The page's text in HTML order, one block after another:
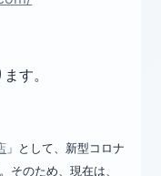
す。
」として、新型コロナ
そのため、現在は、